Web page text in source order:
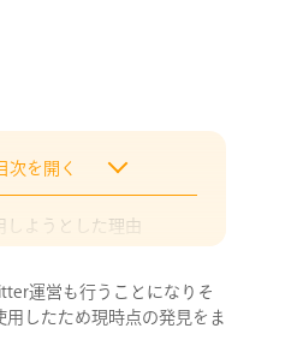
次を開く
しようとした理由
とのやり取り
てみた感想
運営も行うことになりそ
用したため現時点の発見をま